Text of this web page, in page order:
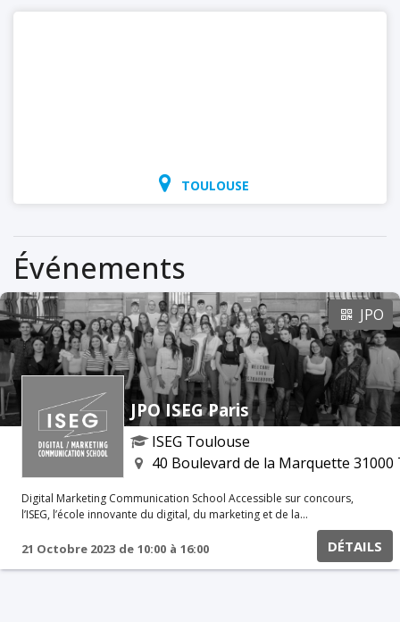
TOULOUSE
Événements
JPO
JPO ISEG Paris
ISEG Toulouse
40 Boulevard de la Marquette
Digital Marketing Communication School Accessible sur concours,
l’ISEG, l’école innovante du digital, du marketing et de la
communication, propose un cursus en 5 ans : Bachelor + MBA
Spécialisé (accessible en formation initiale ou alternance) après bac.
Venez découvrir le campus, la pédagogie par projets, les associations,
21 Octobre 2023 de 10:00 à 16:00 DÉTAILS